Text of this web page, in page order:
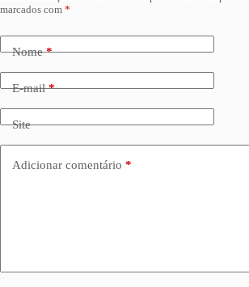
marcados com *
Nome*
E-mail*
Site
Adicionar comentário *